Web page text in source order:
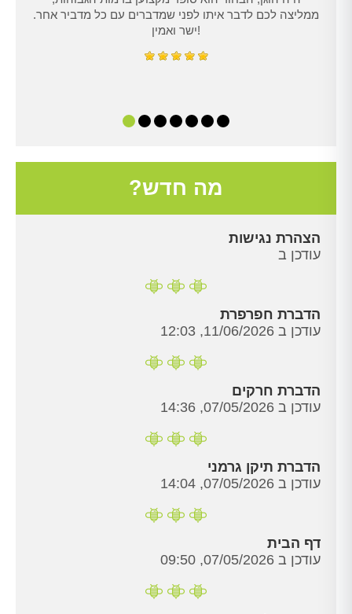
ממליצה לכם לדבר איתו לפני שמדברים עם כל מדביר אחר.
ישר ואמין!
מה חדש?
הצהרת נגישות
עודכן ב
הדברת חפרפרת
עודכן ב 11/06/2026, 12:03
הדברת חרקים
עודכן ב 07/05/2026, 14:36
הדברת תיקן גרמני
עודכן ב 07/05/2026, 14:04
דף הבית
עודכן ב 07/05/2026, 09:50